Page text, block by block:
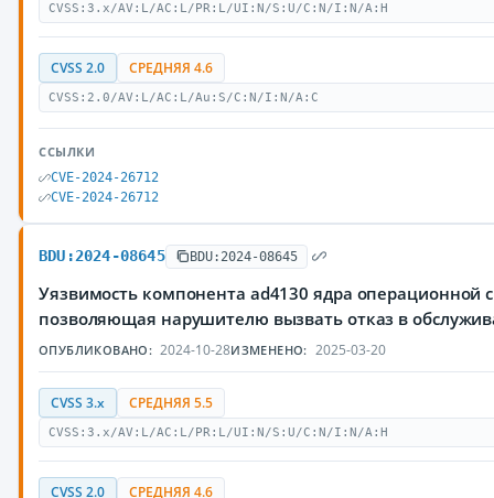
CVSS:3.x/AV:L/AC:L/PR:L/UI:N/S:U/C:N/I:N/A:H
CVSS 2.0 СРЕДНЯЯ 4.6
CVSS:2.0/AV:L/AC:L/Au:S/C:N/I:N/A:C
ССЫЛКИ
CVE-2024-26712
CVE-2024-26712
BDU:2024-08645 BDU:2024-08645
Уязвимость компонента ad4130 ядра операционной
позволяющая нарушителю вызвать отказ в
ОПУБЛИКОВАНО: 2024-10-28ИЗМЕНЕНО: 2025-03-20
CVSS 3.x СРЕДНЯЯ 5.5
CVSS:3.x/AV:L/AC:L/PR:L/UI:N/S:U/C:N/I:N/A:H
CVSS 2.0 СРЕДНЯЯ 4.6